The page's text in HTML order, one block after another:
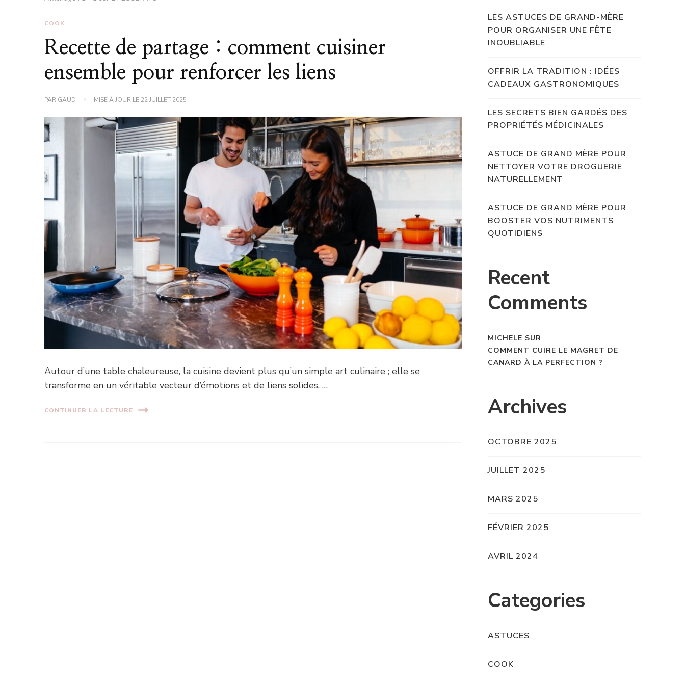
COOK
Recette de partage : comment cuisiner
ensemble pour renforcer les liens
PAR GAUD MISE À JOUR LE 22 JUILLET 2025
Autour d’une table chaleureuse, la cuisine devient plus qu’un simple art culinaire ; elle se
transforme en un véritable vecteur d’émotions et de liens solides. …
CONTINUER LA LECTURE
LES ASTUCES DE GRAND-MÈRE
POUR ORGANISER UNE FÊTE
INOUBLIABLE
OFFRIR LA TRADITION : IDÉES
CADEAUX GASTRONOMIQUES
LES SECRETS BIEN GARDÉS DES
PROPRIÉTÉS MÉDICINALES
ASTUCE DE GRAND MÈRE POUR
NETTOYER VOTRE DROGUERIE
NATURELLEMENT
ASTUCE DE GRAND MÈRE POUR
BOOSTER VOS NUTRIMENTS
QUOTIDIENS
Recent
Comments
MICHELE SUR
COMMENT CUIRE LE MAGRET DE
CANARD À LA PERFECTION ?
Archives
OCTOBRE 2025
JUILLET 2025
MARS 2025
FÉVRIER 2025
AVRIL 2024
Categories
ASTUCES
COOK